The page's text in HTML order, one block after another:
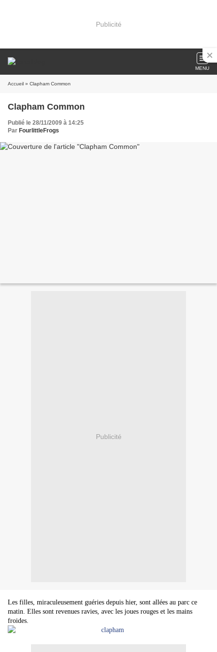
Publicité
MENU
Accueil » Clapham Common
Clapham Common
Publié le 28/11/2009 à 14:25
Par FourlittleFrogs
Publicité
Les filles, miraculeusement guéries depuis hier, sont allées au parc ce
matin. Elles sont revenues ravies, avec les joues rouges et les mains
froides.